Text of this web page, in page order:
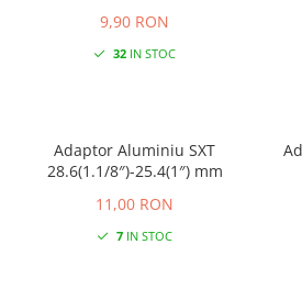
9,90 RON
32 IN STOC
Adaptor Aluminiu SXT
28.6(1.1/8″)-25.4(1″) mm
11,00 RON
7 IN STOC